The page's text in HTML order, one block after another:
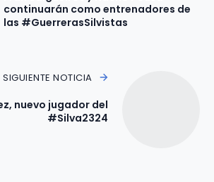
continuarán como entrenadores de
las #GuerrerasSilvistas
SIGUIENTE NOTICIA
nuevo jugador del
#Silva2324